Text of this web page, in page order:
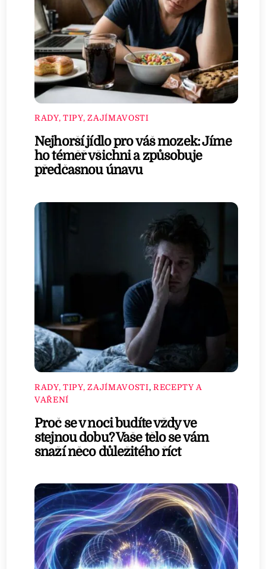
RADY, TIPY, ZAJÍMAVOSTI
Nejhorší jídlo pro váš mozek: Jíme
ho téměř všichni a způsobuje
předčasnou únavu
RADY, TIPY, ZAJÍMAVOSTI, RECEPTY A
VAŘENÍ
Proč se v noci budíte vždy ve
stejnou dobu? Vaše tělo se vám
snaží něco důležitého říct